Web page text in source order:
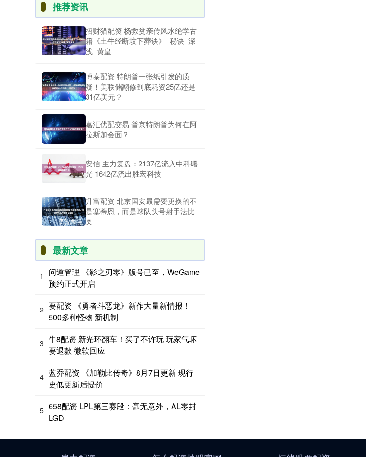
推荐资讯
招财猫配资 杨救贫亲传风水绝学古
籍《土牛经断坟下葬诀》_秘诀_深
浅_黄皇
博泰配资 特朗普一张纸引发的质
疑！美联储翻修到底耗资25亿还是
31亿美元？
嘉汇优配交易 普京特朗普为何在阿
拉斯加会面？
安信 主力复盘：2137亿流入中科曙
光 1642亿流出胜宏科技
升富配资 北京国安最需要更换的不
是塞蒂恩，而是球队头号射手法比
奥
最新文章
1
问道管理 《影之刃零》版号已至，WeGame
预约正式开启
2 要配资 《勇者斗恶龙》新作大量新情报！
500多种怪物 新机制
3 牛8配资 新光环翻车！买了不许玩 玩家气坏
要退款 微软回应
4 蓝乔配资 《加勒比传奇》8月7日更新 现行
史低更新后提价
5 658配资 LPL第三赛段：毫无意外，AL零封
LGD